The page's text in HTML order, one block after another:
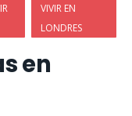
VIVIR EN
LONDRES
en